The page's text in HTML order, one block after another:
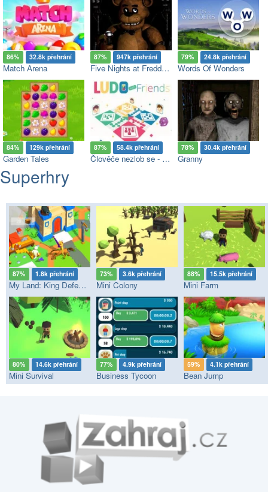
86% 32.8k přehrání
Match Arena
87% 947k přehrání
Five Nights at Freddy's
79% 24.8k přehrání
Words Of Wonders
84% 129k přehrání
Garden Tales
87% 58.4k přehrání
Člověče nezlob se - Multiplayer
78% 30.4k přehrání
Granny
Superhry
87% 1.8k přehrání
My Land: King Defender
73% 3.6k přehrání
Mini Colony
88% 15.5k přehrání
Mini Farm
80% 14.6k přehrání
Mini Survival
77% 4.9k přehrání
Business Tycoon
59% 4.1k přehrání
Bean Jump